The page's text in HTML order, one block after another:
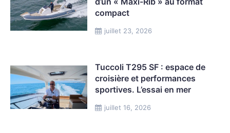
juillet 23, 2026
compact
juillet 16, 2026
Tuccoli T295 SF : espace de
croisière et performances
sportives. L’essai en mer